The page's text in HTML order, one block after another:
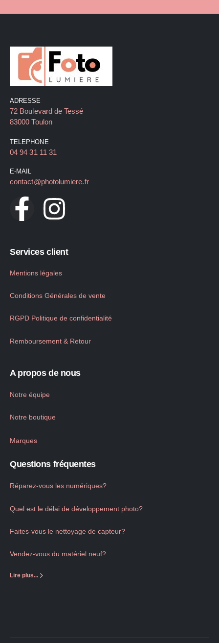
ADRESSE
72 Boulevard de Tessé
83000 Toulon
TELEPHONE
04 94 31 11 31
E-MAIL
contact@photolumiere.fr
Services client
Mentions légales
Conditions Générales de vente
RGPD Politique de confidentialité
Remboursement & Retour
A propos de nous
Notre équipe
Notre boutique
Marques
Questions fréquentes
Réparez-vous les numériques?
Quel est le délai de développement photo?
Faites-vous le nettoyage de capteur?
Vendez-vous du matériel neuf?
Lire plus...